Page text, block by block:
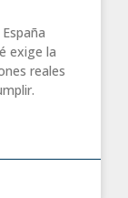
exige la
reales